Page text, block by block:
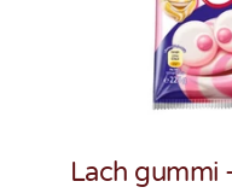
גומי nimm2 מגרמניה - Lach gummi